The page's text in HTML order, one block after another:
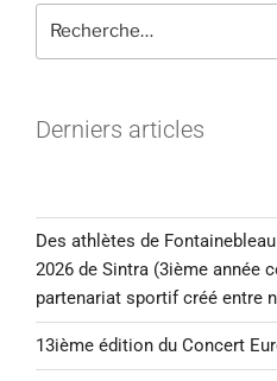
Derniers articles
Des athlètes de
2026 de Sintra (3ième année
partenariat sportif créé entre
13ième édition du Concert